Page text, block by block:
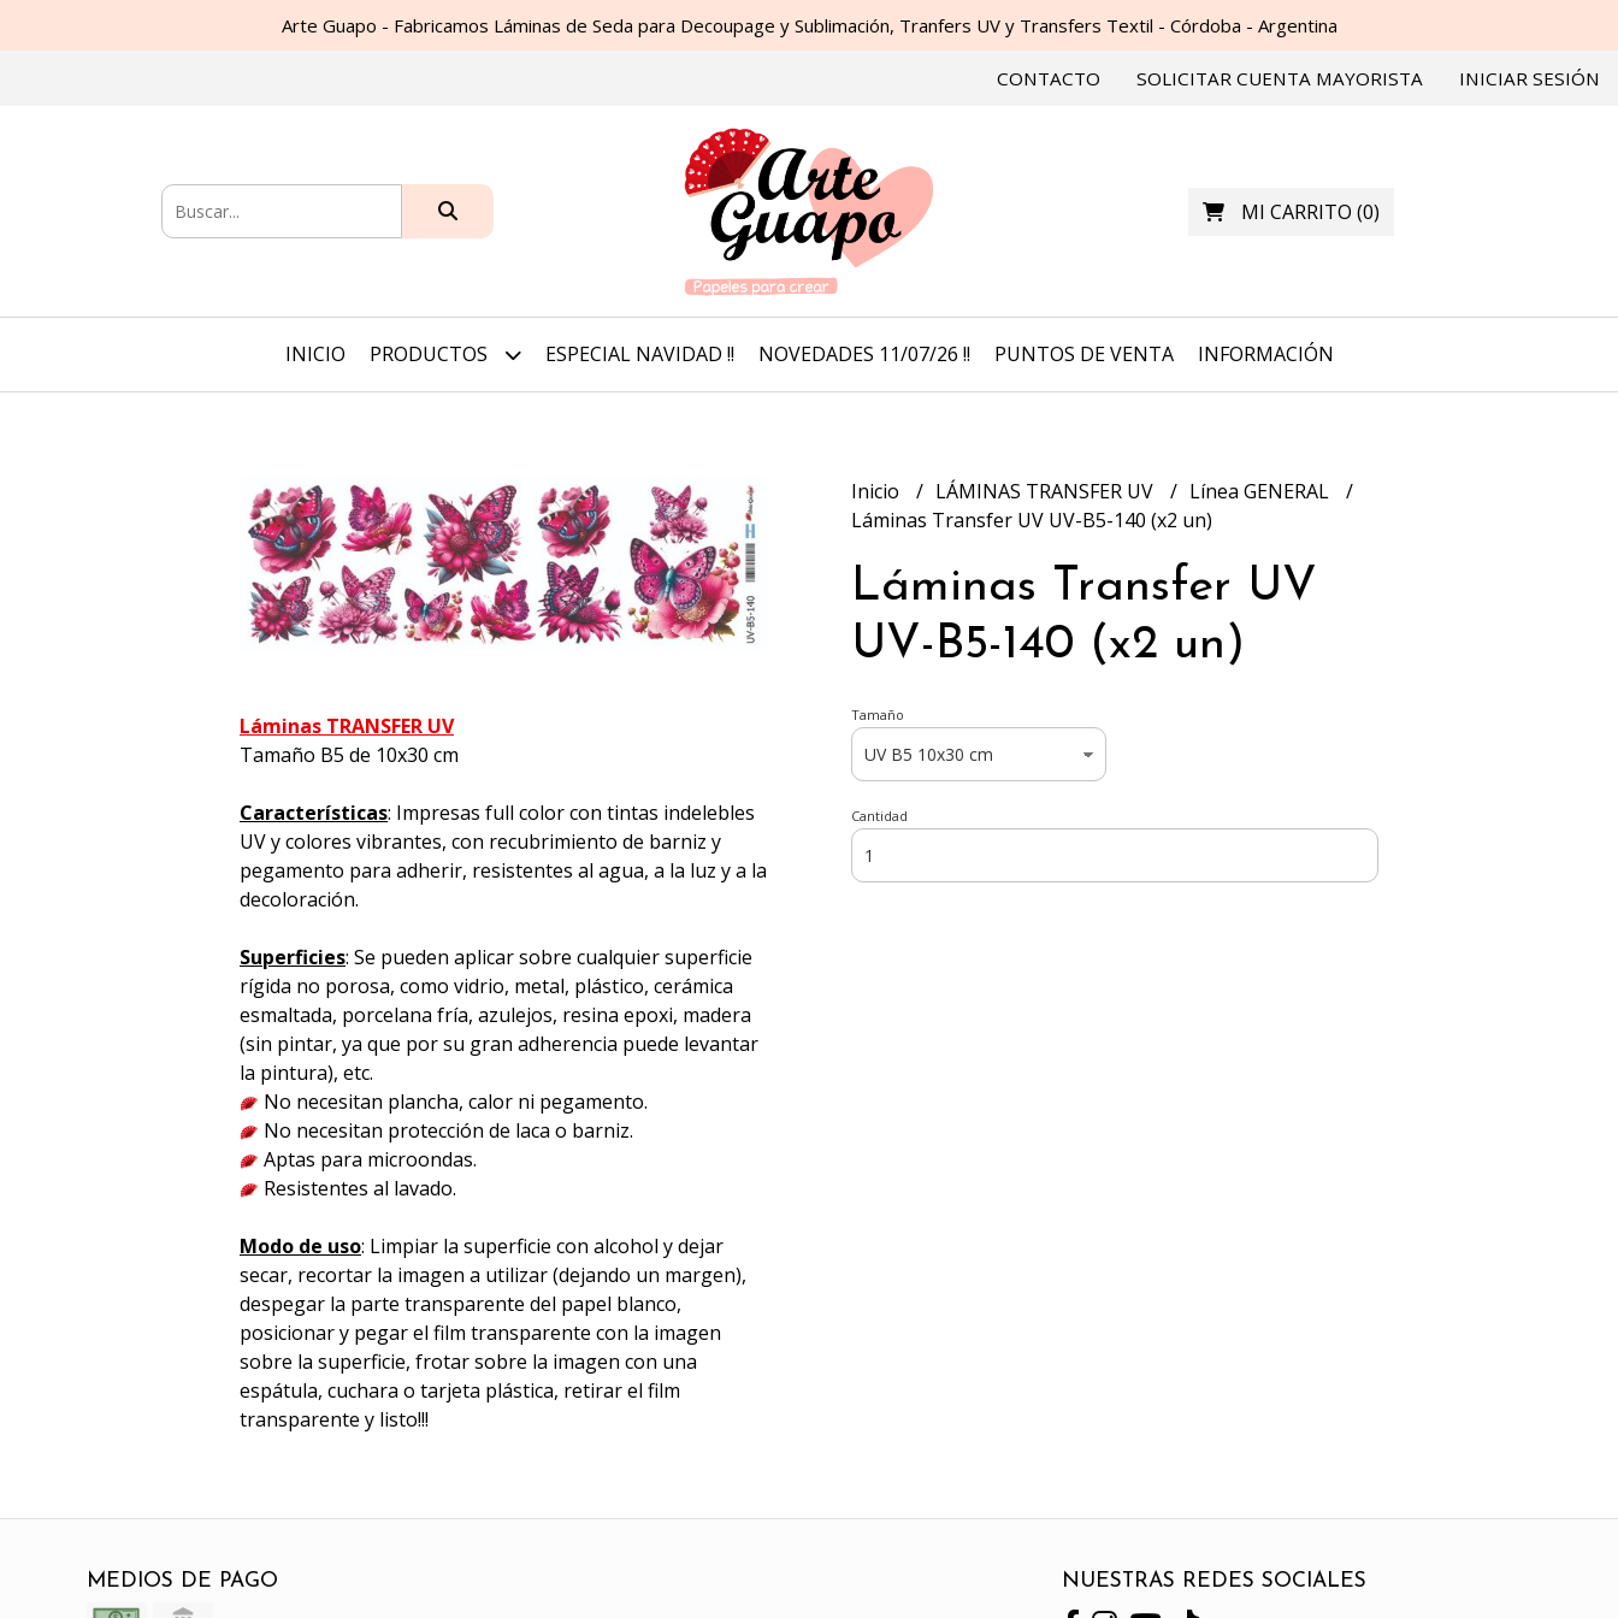
Arte Guapo - Fabricamos Láminas de Seda para Decoupage y Sublimación, Tranfers UV y Transfers Textil - Córdoba - Argentina
CONTACTO SOLICITAR CUENTA MAYORISTA INICIAR SESIÓN
MI CARRITO (0)
INICIO PRODUCTOS ESPECIAL NAVIDAD !! NOVEDADES 11/07/26 !! PUNTOS DE VENTA INFORMACIÓN
Láminas TRANSFER UV
Tamaño B5 de 10x30 cm
Características: Impresas full color con tintas indelebles
UV y colores vibrantes, con recubrimiento de barniz y
pegamento para adherir, resistentes al agua, a la luz y a la
decoloración.
Superficies: Se pueden aplicar sobre cualquier superficie
rígida no porosa, como vidrio, metal, plástico, cerámica
esmaltada, porcelana fría, azulejos, resina epoxi, madera
(sin pintar, ya que por su gran adherencia puede levantar
la pintura), etc.
No necesitan plancha, calor ni pegamento.
No necesitan protección de laca o barniz.
Aptas para microondas.
Resistentes al lavado.
Modo de uso: Limpiar la superficie con alcohol y dejar
secar, recortar la imagen a utilizar (dejando un margen),
despegar la parte transparente del papel blanco,
posicionar y pegar el film transparente con la imagen
sobre la superficie, frotar sobre la imagen con una
espátula, cuchara o tarjeta plástica, retirar el film
transparente y listo!!!
Inicio LÁMINAS TRANSFER UV
Línea GENERAL
Láminas Transfer UV UV-B5-140 (x2 un)
Láminas Transfer UV
UV-B5-140 (x2 un)
Tamaño
Cantidad
MEDIOS DE PAGO NUESTRAS REDES SOCIALES